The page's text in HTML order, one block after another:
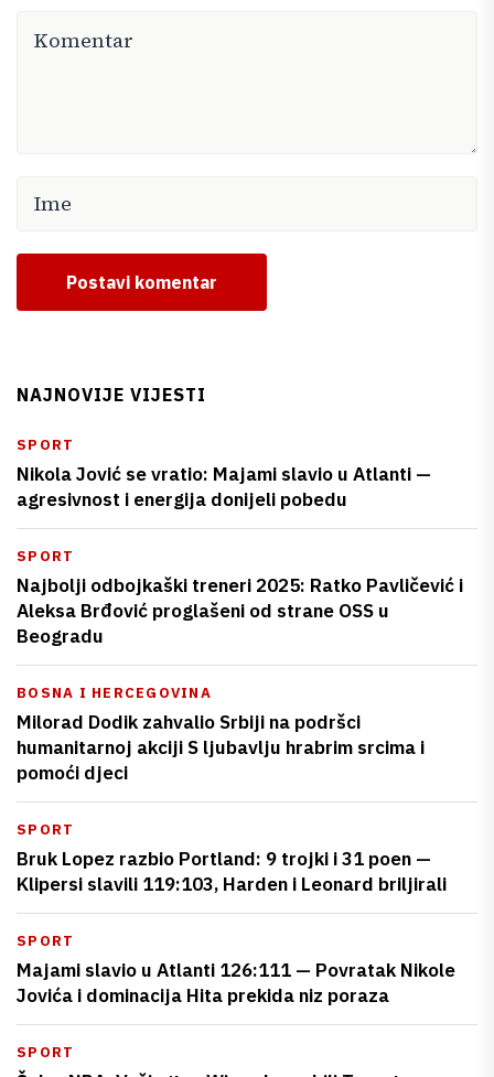
Postavi komentar
NAJNOVIJE VIJESTI
SPORT
Nikola Jović se vratio: Majami slavio u Atlanti —
agresivnost i energija donijeli pobedu
SPORT
Najbolji odbojkaški treneri 2025: Ratko Pavličević i
Aleksa Brđović proglašeni od strane OSS u
Beogradu
BOSNA I HERCEGOVINA
Milorad Dodik zahvalio Srbiji na podršci
humanitarnoj akciji S ljubavlju hrabrim srcima i
pomoći djeci
SPORT
Bruk Lopez razbio Portland: 9 trojki i 31 poen —
Klipersi slavili 119:103, Harden i Leonard briljirali
SPORT
Majami slavio u Atlanti 126:111 — Povratak Nikole
Jovića i dominacija Hita prekida niz poraza
SPORT